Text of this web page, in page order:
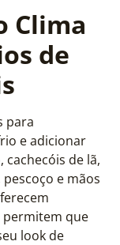
Clima
de
para
e adicionar
de lã,
e mãos
que
look de